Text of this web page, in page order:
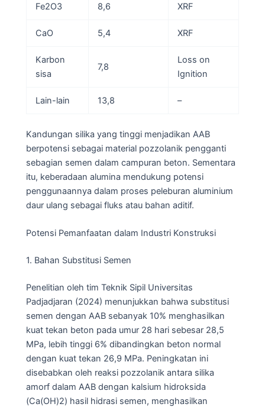
Fe2O3 8,6 XRF
CaO 5,4 XRF
Karbon
sisa
7,8
Loss on
Ignition
Lain-lain 13,8 –
Kandungan silika yang tinggi menjadikan AAB
berpotensi sebagai material pozzolanik pengganti
sebagian semen dalam campuran beton. Sementara
itu, keberadaan alumina mendukung potensi
penggunaannya dalam proses peleburan aluminium
daur ulang sebagai fluks atau bahan aditif.
Potensi Pemanfaatan dalam Industri Konstruksi
1. Bahan Substitusi Semen
Penelitian oleh tim Teknik Sipil Universitas
Padjadjaran (2024) menunjukkan bahwa substitusi
semen dengan AAB sebanyak 10% menghasilkan
kuat tekan beton pada umur 28 hari sebesar 28,5
MPa, lebih tinggi 6% dibandingkan beton normal
dengan kuat tekan 26,9 MPa. Peningkatan ini
disebabkan oleh reaksi pozzolanik antara silika
amorf dalam AAB dengan kalsium hidroksida
(Ca(OH)2) hasil hidrasi semen, menghasilkan